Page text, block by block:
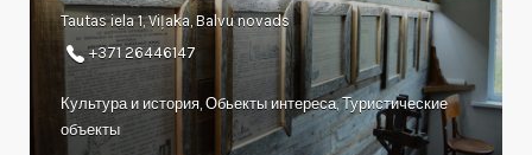
Tautas iela 1, Viļaka, Balvu novads
+371 26446147
Культура и история, Обьекты интереса, Туристические
объекты